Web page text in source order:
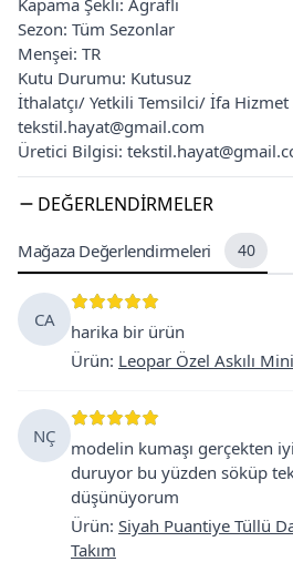
Sezon: Tüm Sezonlar
Menşei: TR
Kutu Durumu: Kutusuz
İthalatçı/ Yetkili Temsilci/ İfa Hizmet
tekstil.hayat@gmail.com
Üretici Bilgisi:
DEĞERLENDIRMELER
Mağaza Değerlendirmeleri 40
CA
harika bir ürün
Ürün: Leopar Özel Askılı
NÇ
modelin kumaşı gerçekten
duruyor bu yüzden söküp
düşünüyorum
Ürün: Siyah Puantiye Tüllü
Takım